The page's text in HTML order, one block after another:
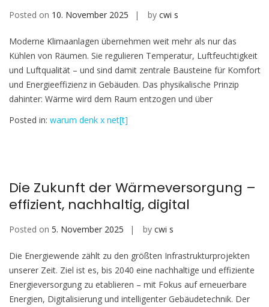
Posted on 10. November 2025 by cwi s
Moderne Klimaanlagen übernehmen weit mehr als nur das
Kühlen von Räumen. Sie regulieren Temperatur, Luftfeuchtigkeit
und Luftqualität – und sind damit zentrale Bausteine für Komfort
und Energieeffizienz in Gebäuden. Das physikalische Prinzip
dahinter: Wärme wird dem Raum entzogen und über
Posted in: warum denk x net[t]
Die Zukunft der Wärmeversorgung –
effizient, nachhaltig, digital
Posted on 5. November 2025 by cwi s
Die Energiewende zählt zu den größten Infrastrukturprojekten
unserer Zeit. Ziel ist es, bis 2040 eine nachhaltige und effiziente
Energieversorgung zu etablieren – mit Fokus auf erneuerbare
Energien, Digitalisierung und intelligenter Gebäudetechnik. Der